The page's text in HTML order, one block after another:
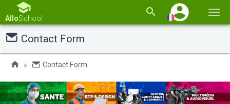
la
AlloSchool
Contact Form
Contact Form